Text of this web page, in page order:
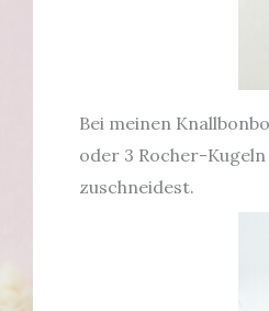
Bei meinen
oder 3 Rocher-
zuschneidest.